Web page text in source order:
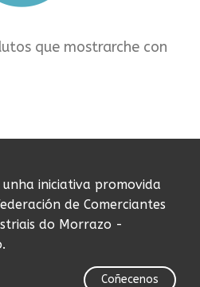
que mostrarche con
unha iniciativa promovida
de Comerciantes
do Morrazo -
Coñecenos